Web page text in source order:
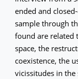
ended and
sample through
found are related
space, the
coexistence, the
vicissitudes in